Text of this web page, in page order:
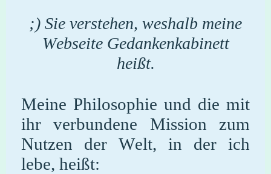
;) Sie verstehen, weshalb meine
Webseite Gedankenkabinett
heißt.
Meine Philosophie und die mit
ihr verbundene Mission zum
Nutzen der Welt, in der ich
lebe, heißt: